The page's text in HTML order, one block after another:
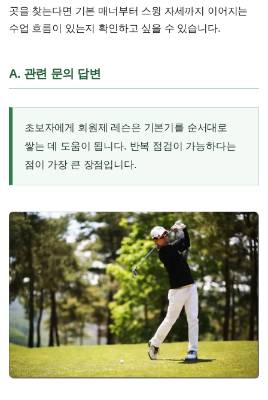
곳을 찾는다면 기본 매너부터 스윙 자세까지 이어지는
수업 흐름이 있는지 확인하고 싶을 수 있습니다.
A. 관련 문의 답변
초보자에게 회원제 레슨은 기본기를 순서대로
쌓는 데 도움이 됩니다. 반복 점검이 가능하다는
점이 가장 큰 장점입니다.